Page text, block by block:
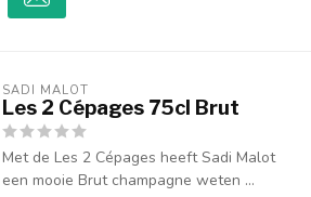
SADI MALOT
Les 2 Cépages 75cl Brut
Met de Les 2 Cépages heeft Sadi Malot
een mooie Brut champagne weten ...